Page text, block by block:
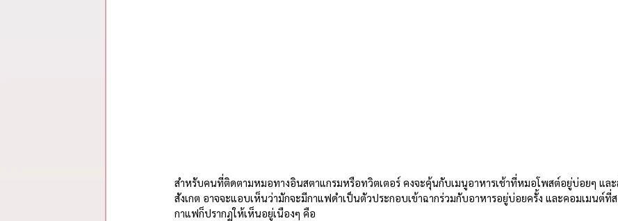
สำหรับคนที่ติดตามหมอทางอินสตาแกรมหรือทวิตเตอร์ คงจะคุ้นกับเมนูอาหารเช้าที่หมอโพสต์อยู่บ่อยๆ แล
สังเกต อาจจะแอบเห็นว่ามักจะมีกาแฟดำเป็นตัวประกอบเข้าฉากร่วมกับอาหารอยู่บ่อยครั้ง และคอมเมนต์ที่ส
กาแฟก็ปรากฏให้เห็นอยู่เนืองๆ คือ